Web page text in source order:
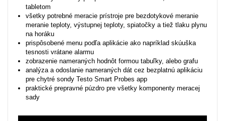
tabletom
všetky potrebné meracie prístroje pre bezdotykové meranie
meranie teploty, výstupnej teploty, spiatočky a tiež tlaku plynu
na horáku
prispôsobené menu podľa aplikácie ako napríklad skúuška
tesnosti vrátane alarmu
zobrazenie nameraných hodnôt formou tabuľky, alebo grafu
analýza a odoslanie nameraných dát cez bezplatnú aplikáciu
pre chytré sondy Testo Smart Probes app
praktické prepravné púzdro pre všetky komponenty meracej
sady